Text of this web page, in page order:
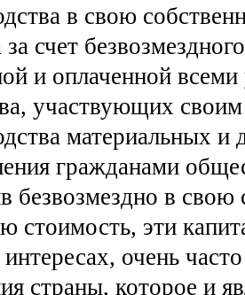
в свою
за счет
и оплаченной
участвующих своим
материальных и
гражданами
безвозмездно в свою
стоимость, эти
очень
страны, которое и